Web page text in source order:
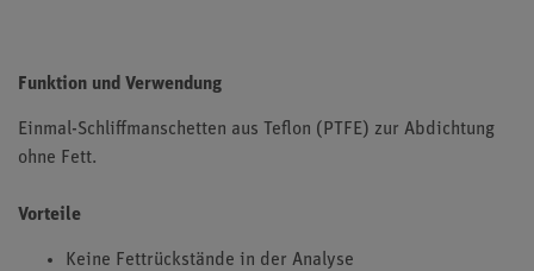
Funktion und Verwendung
Einmal-Schliffmanschetten aus Teflon (PTFE) zur Abdichtung
ohne Fett.
Vorteile
Keine Fettrückstände in der Analyse